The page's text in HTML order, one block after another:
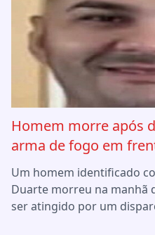
Homem morre após
arma de fogo em
Um homem identificado
Duarte morreu na manhã
ser atingido por um